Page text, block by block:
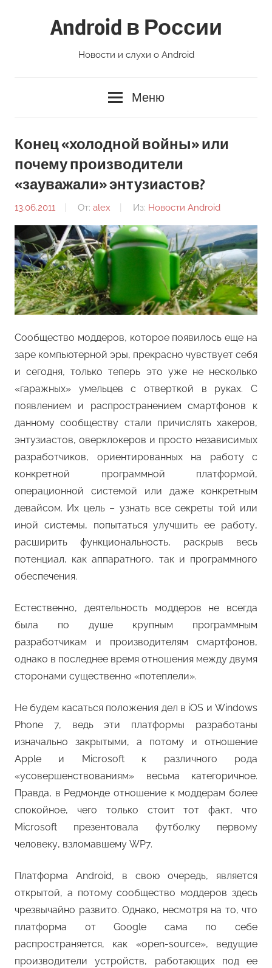
Android в России
Новости и слухи о Android
Меню
Конец «холодной войны» или
почему производители
«зауважали» энтузиастов?
13.06.2011 От: alex Из: Новости Android
Сообщество моддеров, которое появилось еще на
заре компьютерной эры, прекрасно чувствует себя
и сегодня, только теперь это уже не несколько
«гаражных» умельцев с отверткой в руках. С
появлением и распространением смартфонов к
данному сообществу стали причислять хакеров,
энтузиастов, оверклокеров и просто независимых
разработчиков, ориентированных на работу с
конкретной программной платформой,
операционной системой или даже конкретным
девайсом. Их цель – узнать все секреты той или
иной системы, попытаться улучшить ее работу,
расширить функциональность, раскрыв весь
потенциал, как аппаратного, так и программного
обеспечения.
Естественно, деятельность моддеров не всегда
была по душе крупным программным
разработчикам и производителям смартфонов,
однако в последнее время отношения между двумя
сторонами существенно «потеплели».
Не будем касаться положения дел в iOS и Windows
Phone 7, ведь эти платформы разработаны
изначально закрытыми, а потому и отношение
Apple и Microsoft к различного рода
«усовершенствованиям» весьма категоричное.
Правда, в Редмонде отношение к моддерам более
спокойное, чего только стоит тот факт, что
Microsoft презентовала футболку первому
человеку, взломавшему WP7.
Платформа Android, в свою очередь, является
открытой, а потому сообщество моддеров здесь
чрезвычайно развито. Однако, несмотря на то, что
платформа от Google сама по себе
распространяется, как «open-source», ведущие
производители устройств, работающих под ее